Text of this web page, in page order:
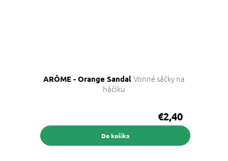
ARÔME - Orange Sandal Vonné sáčky na
háčiku
€2,40
Do košíka